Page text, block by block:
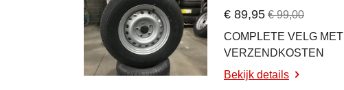
€ 89,95 € 99,00
COMPLETE VELG
VERZENDKOSTEN
Bekijk details